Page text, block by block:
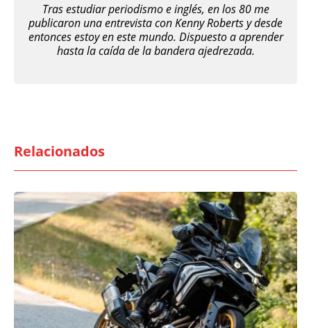
Tras estudiar periodismo e inglés, en los 80 me
publicaron una entrevista con Kenny Roberts y desde
entonces estoy en este mundo. Dispuesto a aprender
hasta la caída de la bandera ajedrezada.
Relacionados